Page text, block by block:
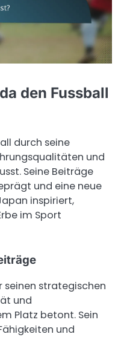
den Fussball
durch seine
und
Seine Beiträge
und eine neue
inspiriert,
im Sport
seinen strategischen
und
Platz betont. Sein
und